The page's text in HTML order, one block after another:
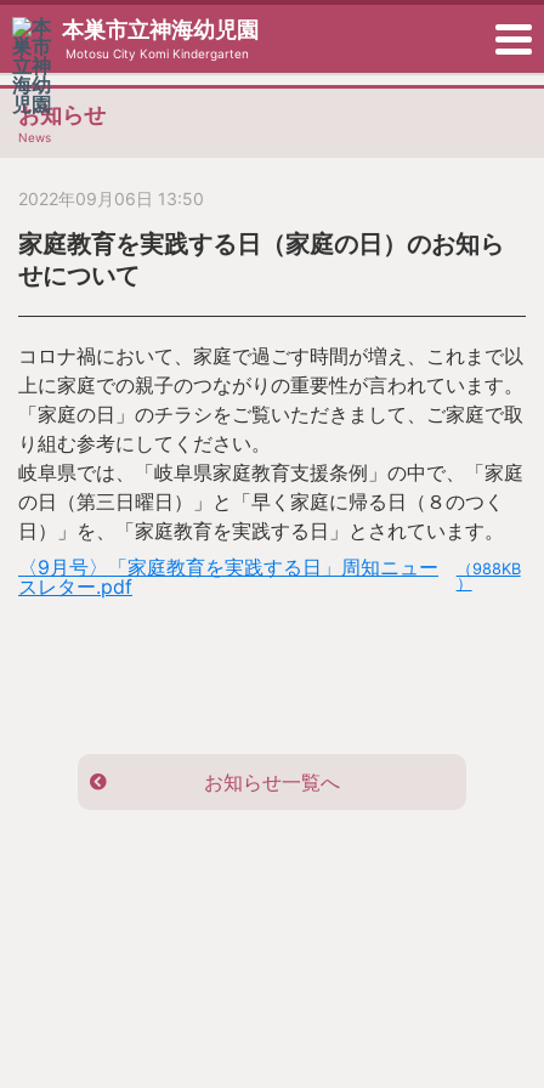
本巣市立神海幼児園
Motosu City Komi Kindergarten
お知らせ
News
2022年09月06日 13:50
家庭教育を実践する日（家庭の日）のお知ら
せについて
コロナ禍において、家庭で過ごす時間が増え、これまで以
上に家庭での親子のつながりの重要性が言われています。
「家庭の日」のチラシをご覧いただきまして、ご家庭で取
り組む参考にしてください。
岐阜県では、「岐阜県家庭教育支援条例」の中で、「家庭
の日（第三日曜日）」と「早く家庭に帰る日（８のつく
日）」を、「家庭教育を実践する日」とされています。
〈9月号〉「家庭教育を実践する日」周知ニュー
スレター.pdf
（988KB
）
お知らせ一覧へ